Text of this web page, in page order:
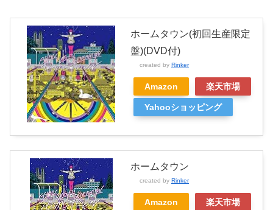
ホームタウン(初回生産限定
盤)(DVD付)
created by Rinker
Amazon 楽天市場
Yahooショッピング
ホームタウン
created by Rinker
Amazon 楽天市場